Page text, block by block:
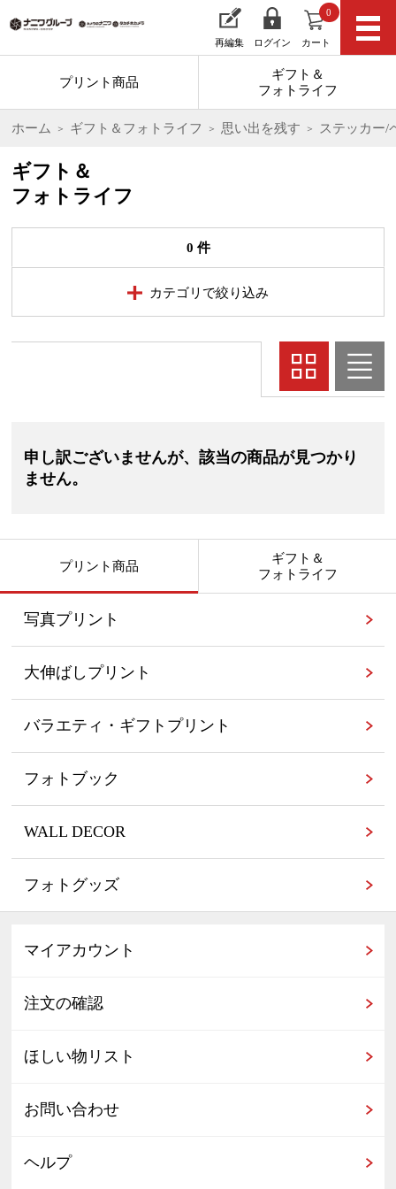
再編集 ログイン カート
0
プリント商品
ギフト＆
フォトライフ
ホーム ギフト＆フォトライフ 思い出を残す ステッカー/
ギフト＆
フォトライフ
0 件
カテゴリで絞り込み
申し訳ございませんが、該当の商品が見つかり
ません。
プリント商品
写真プリント
大伸ばしプリント
バラエティ・ギフトプリント
フォトブック
WALL DECOR
フォトグッズ
ギフト＆
フォトライフ
マイアカウント
注文の確認
ほしい物リスト
お問い合わせ
ヘルプ